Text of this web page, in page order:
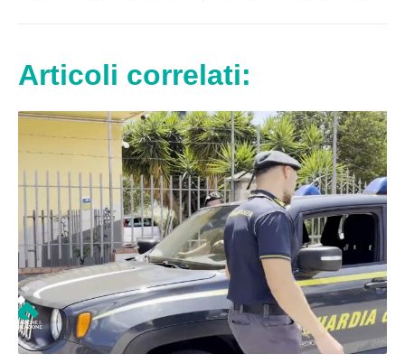
Articoli correlati: